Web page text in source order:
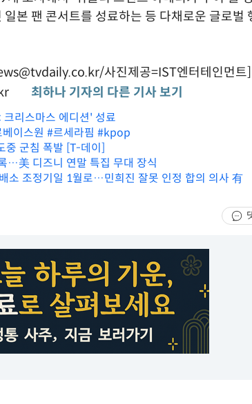
본 팬 콘서트를 성료하는 등 다채로운 글로벌
사진제공=IST엔터테인먼트]
최하나 기자의 다른 기사 보기
크리스마스 에디션' 성료
이스원 #르세라핌 #kpop
중 군침 폭발 [T-데이]
…美 디즈니 연말 특집 무대 장식
소 조정기일 1월로…민희진 잘못 인정 합의 의사 有